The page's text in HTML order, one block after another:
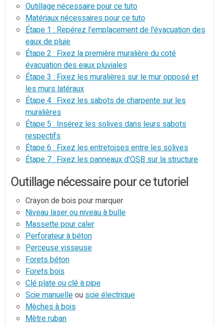
Outillage nécessaire pour ce tuto
Matériaux nécessaires pour ce tuto
Étape 1 : Repérez l'emplacement de l'évacuation des
eaux de pluie
Étape 2 : Fixez la première muralière du coté
évacuation des eaux pluviales
Étape 3 : Fixez les muralières sur le mur opposé et
les murs latéraux
Étape 4 : Fixez les sabots de charpente sur les
muralières
Étape 5 : Insérez les solives dans leurs sabots
respectifs
Étape 6 : Fixez les entretoises entre les solives
Étape 7 : Fixez les panneaux d'OSB sur la structure
Outillage nécessaire pour ce tutoriel
Crayon de bois pour marquer
Niveau laser ou niveau à bulle
Massette pour caler
Perforateur à béton
Perceuse visseuse
Forets béton
Forets bois
Clé plate ou clé à pipe
Scie manuelleouscie électrique
Mèches à bois
Mètre ruban